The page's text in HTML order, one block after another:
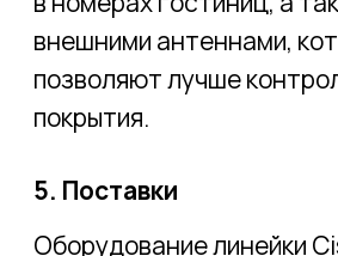
гостеприимства предлагается
Гостиницы и объекты размещения
Catalyst 9115AXE, 9120AXE.
Направленность антенн необходимо
объекта в процессе проектирования
сети.